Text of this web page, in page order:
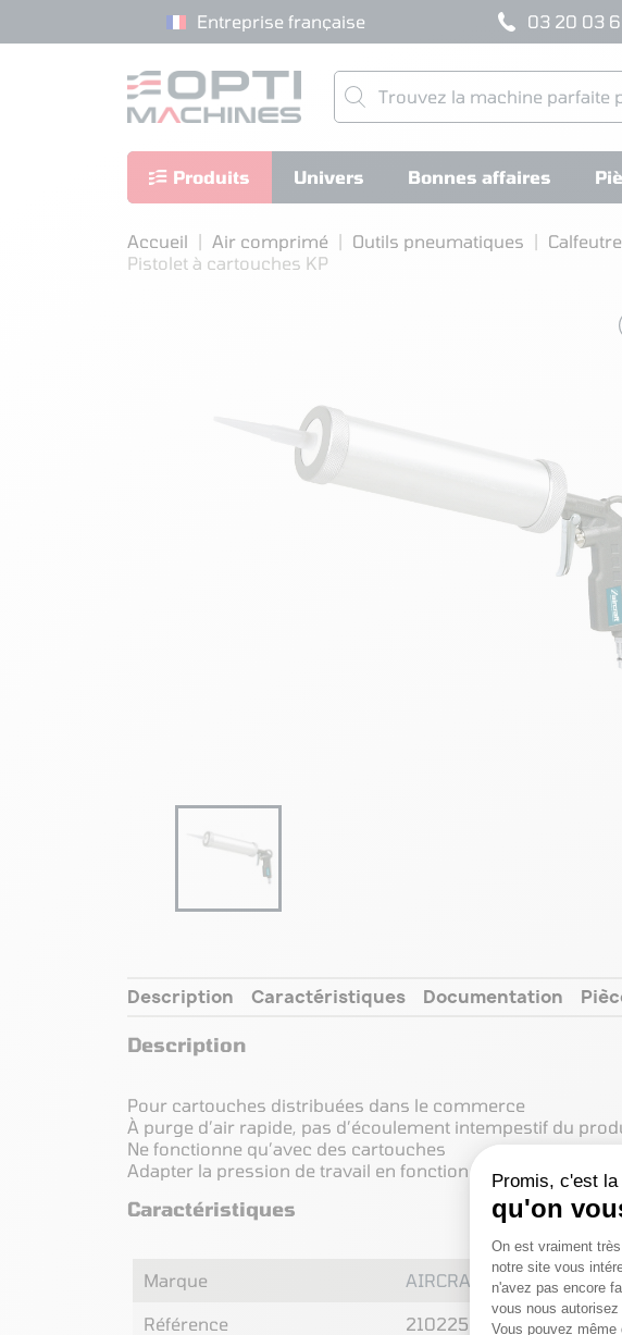
Entreprise française 03 20 03
Produits Univers Bonnes affaires
Accueil Air comprimé Outils pneumatiques
Pistolet à cartouches KP
Description Caractéristiques Documentation
Description
Pour cartouches distribuées dans le commerce
À purge d’air rapide, pas d’écoulement intempestif du
Ne fonctionne qu’avec des cartouches
Adapter la pression de travail en fonction de la nature du
Caractéristiques
Marque AIRCRAFT
Référence 2102250